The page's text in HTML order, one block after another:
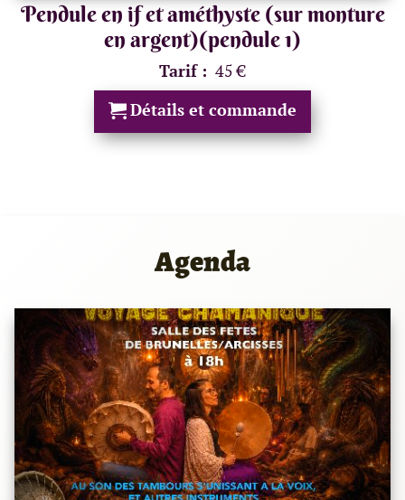
Pendule en if et améthyste (sur monture
en argent)(pendule 1)
Tarif : 45 €
Détails et commande
Agenda